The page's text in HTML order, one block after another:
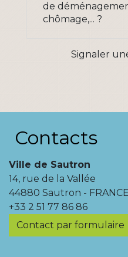
de
chômage,... ?
Signaler
Contacts
Ville de Sautron
14, rue de la Vallée
44880 Sautron - FRANCE
+33 2 51 77 86 86
Contact par formulaire